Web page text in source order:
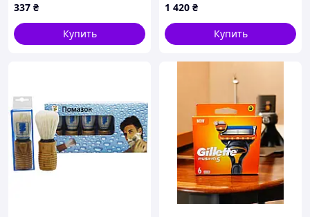
337 ₴
Купить
1 420 ₴
Купить